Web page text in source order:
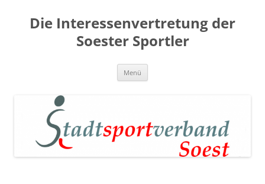
springen
Die Interessenvertretung der
Soester Sportler
Menü